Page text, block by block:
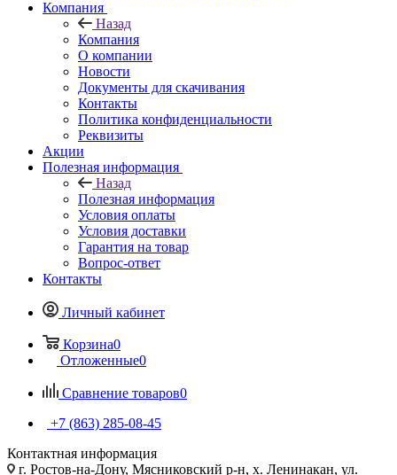
Компания
Назад
Компания
О компании
Новости
Документы для скачивания
Контакты
Политика конфиденциальности
Реквизиты
Акции
Полезная информация
Назад
Полезная информация
Условия оплаты
Условия доставки
Гарантия на товар
Вопрос-ответ
Контакты
Личный кабинет
Корзина0
Отложенные0
Сравнение товаров0
+7 (863) 285-08-45
Контактная информация
г. Ростов-на-Дону, Мясниковский р-н, х. Ленинакан, ул.